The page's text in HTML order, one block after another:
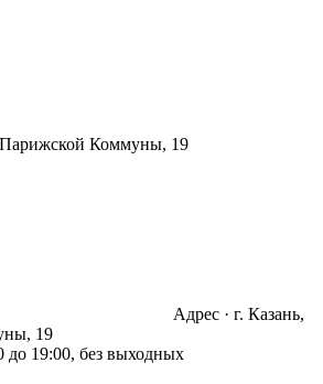
Парижской Коммуны, 19
Адрес · г. Казань,
19
до 19:00, без выходных